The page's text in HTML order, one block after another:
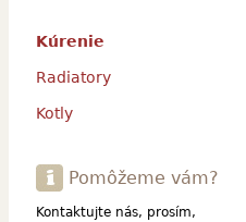
Kúrenie
Radiatory
Kotly
Pomôžeme vám?
Kontaktujte nás, prosím,